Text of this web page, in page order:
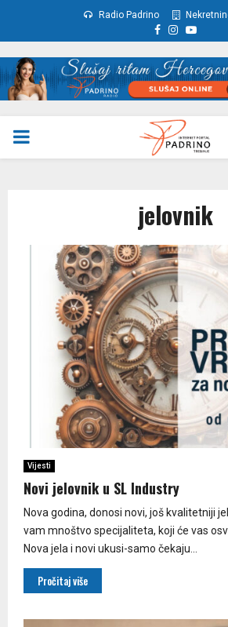
Radio Padrino
Facebook
Instagram
PRIMARY
jelovnik
Vijesti
Novi jelovnik u SL Industry
Nova godina, donosi novi, još kvalitetniji
vam mnoštvo specijaliteta, koji će vas
Nova jela i novi ukusi-samo čekaju...
Pročitaj više